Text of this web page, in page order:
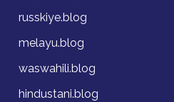
russkiye.blog
melayu.blog
waswahili.blog
hindustani.blog